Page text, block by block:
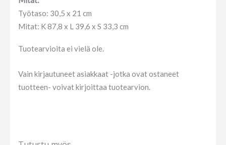
Työtaso: 30,5 x 21 cm
Mitat: K 87,8 x L 39,6 x S 33,3 cm
Tuotearvioita ei vielä ole.
Vain kirjautuneet asiakkaat -jotka ovat ostaneet
tuotteen- voivat kirjoittaa tuotearvion.